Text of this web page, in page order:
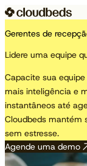
Gerentes de
Lidere uma equipe
Capacite sua
mais inteligência e
instantâneos até
Cloudbeds mantém
sem estresse.
Agende uma demo